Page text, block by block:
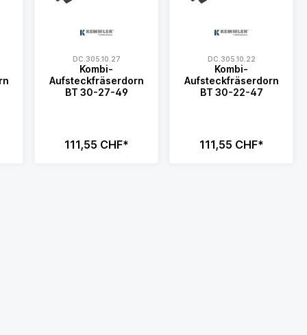
DC.305.10.27
Kombi-
Aufsteckfräserdorn
BT 30-27-49
111,55 CHF*
DC.305.10.22
Kombi-
Aufsteckfräserdorn
BT 30-22-47
111,55 CHF*